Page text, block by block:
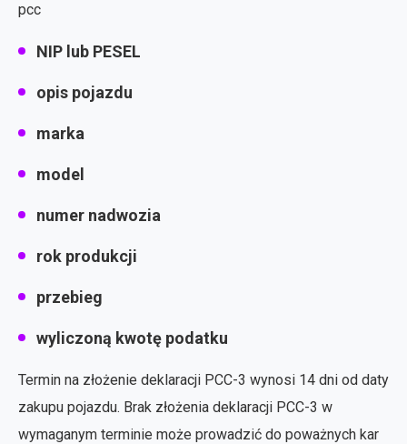
pcc
NIP lub PESEL
opis pojazdu
marka
model
numer nadwozia
rok produkcji
przebieg
wyliczoną kwotę podatku
Termin na złożenie deklaracji PCC-3 wynosi 14 dni od daty
zakupu pojazdu. Brak złożenia deklaracji PCC-3 w
wymaganym terminie może prowadzić do poważnych kar